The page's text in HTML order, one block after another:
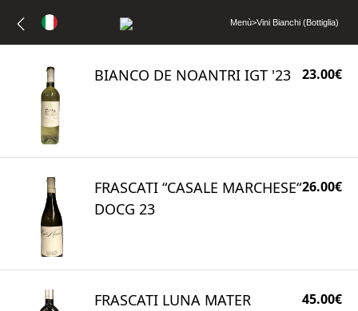
Menù>Vini Bianchi (Bottiglia)
BIANCO DE NOANTRI IGT '23 23.00€
FRASCATI “CASALE MARCHESE“
DOCG 23
26.00€
FRASCATI LUNA MATER
45.00€